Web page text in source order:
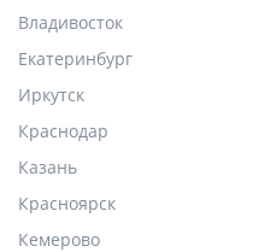
Владивосток
Екатеринбург
Иркутск
Краснодар
Казань
Красноярск
Кемерово